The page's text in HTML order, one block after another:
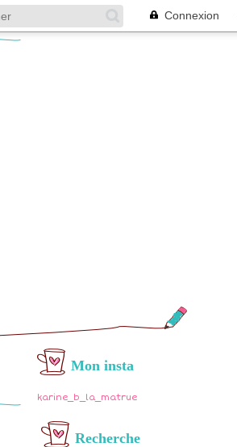
Connexion
Mon insta
karine_b_la_matrue
Recherche